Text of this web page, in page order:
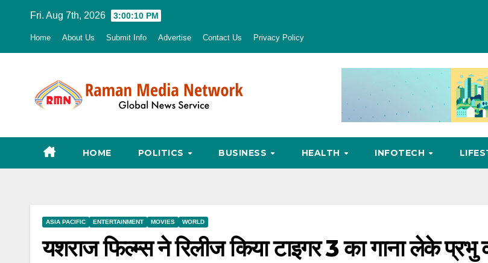
Fri. Aug 7th, 2026 3:00:11 PM
Home About Us Submit Info Advertise Contact Us Privacy Policy
HOME POLITICS BUSINESS HEALTH INFOTECH
ASIA PACIFIC ENTERTAINMENT MOVIES WORLD
यशराज फिल्म्स ने रिलीज किया टाइगर 3 का गाना लेके प्रभु